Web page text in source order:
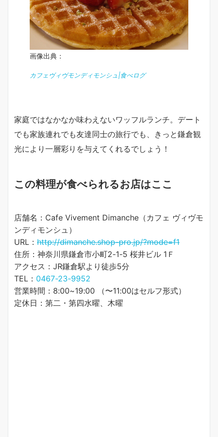
画像出典：
カフェヴィヴモンディモンシュ|食べログ
家庭ではなかなか味わえないワッフルランチ。デート
でも家族連れでも友達同士の旅行でも、きっと鎌倉観
光により一層彩りを与えてくれるでしょう！
この料理が食べられるお店はここ
店舗名：Cafe Vivement Dimanche（カフェ ヴィヴモ
ンディモンシュ）
URL： http://dimanche.shop-pro.jp/?mode=f1
住所：神奈川県鎌倉市小町2-1-5 桜井ビル 1Ｆ
アクセス：JR鎌倉駅より徒歩5分
TEL： 0467-23-9952
営業時間：8:00~19:00 （〜11:00はセルフ形式）
定休日：第二・第四水曜、木曜